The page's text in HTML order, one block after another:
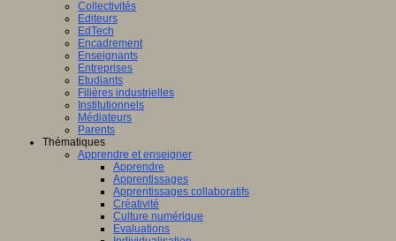
Collectivités
Editeurs
EdTech
Encadrement
Enseignants
Entreprises
Etudiants
Filières industrielles
Institutionnels
Médiateurs
Parents
Thématiques
Apprendre et enseigner
Apprendre
Apprentissages
Apprentissages collaboratifs
Créativité
Culture numérique
Evaluations